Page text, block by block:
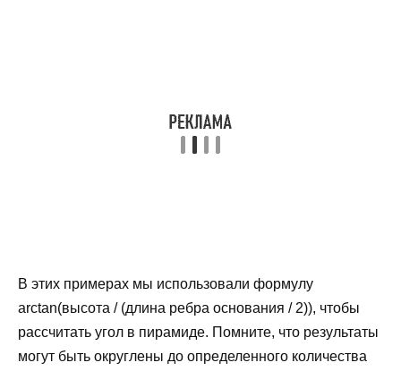
В этих примерах мы использовали формулу
arctan(высота / (длина ребра основания / 2)), чтобы
рассчитать угол в пирамиде. Помните, что результаты
могут быть округлены до определенного количества